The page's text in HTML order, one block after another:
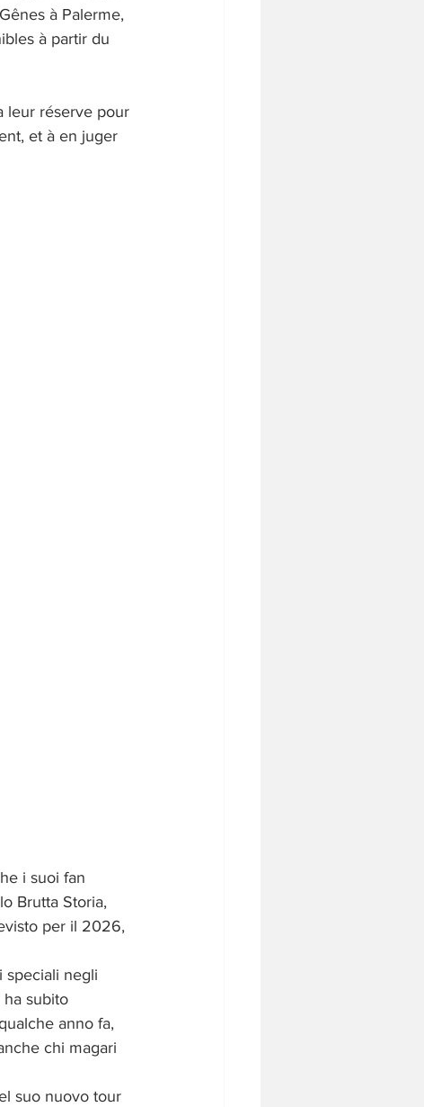
à Palerme,
à partir du
leur réserve pour
et à en juger
i suoi fan
Brutta Storia,
per il 2026,
speciali negli
subito
anno fa,
chi magari
suo nuovo tour